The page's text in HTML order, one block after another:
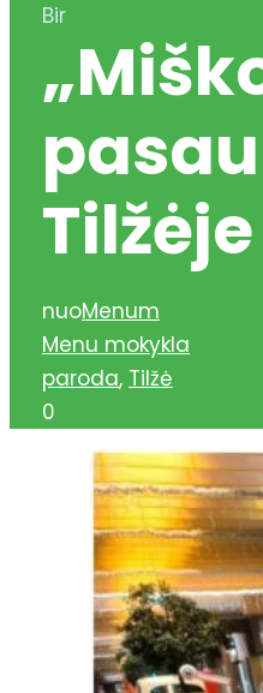
Bir
Tilžėje
nuoMenum
Menu mokykla
paroda, Tilžė
0